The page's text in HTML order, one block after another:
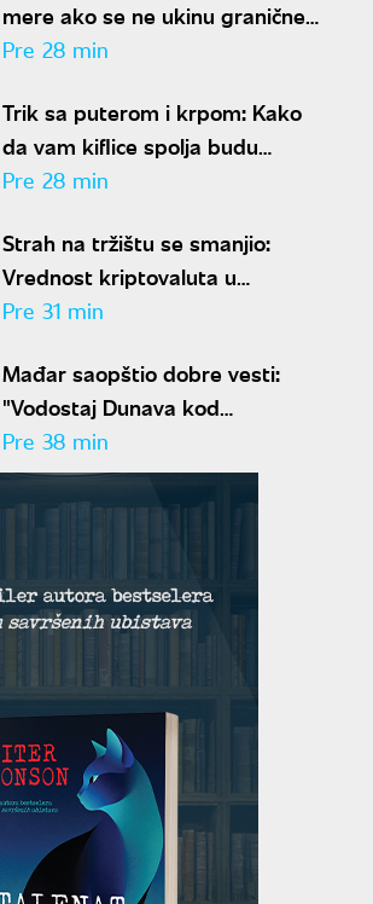
mere ako se ne ukinu granične
kontrole za španske putnike
Pre 28 min
Trik sa puterom i krpom: Kako
da vam kiflice spolja budu
zlatnorumene, a iznutra
Pre 28 min
Strah na tržištu se smanjio:
Vrednost kriptovaluta u
porastu, evo koliko iznosi
Pre 31 min
Mađar saopštio dobre vesti:
"Vodostaj Dunava kod
nuklearke Pakš porastao za 13
centimetara"
Pre 38 min